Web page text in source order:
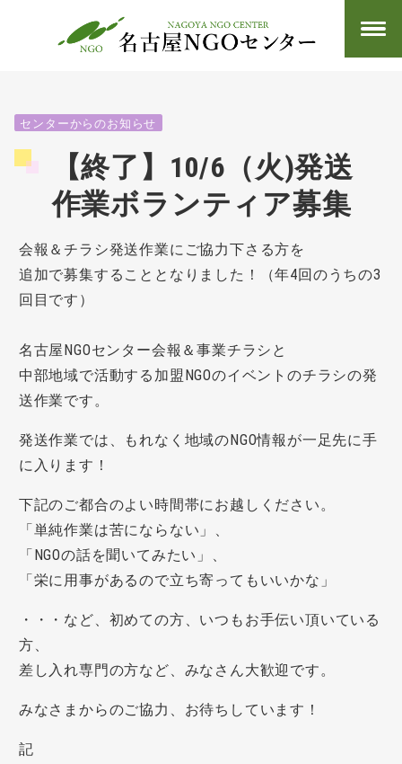
センターからのお知らせ
【終了】10/6（火)発送
作業ボランティア募集
会報＆チラシ発送作業にご協力下さる方を
追加で募集することとなりました！（年4回のうちの3
回目です）
名古屋NGOセンター会報＆事業チラシと
中部地域で活動する加盟NGOのイベントのチラシの発
送作業です。
発送作業では、もれなく地域のNGO情報が一足先に手
に入ります！
下記のご都合のよい時間帯にお越しください。
「単純作業は苦にならない」、
「NGOの話を聞いてみたい」、
「栄に用事があるので立ち寄ってもいいかな」
・・・など、初めての方、いつもお手伝い頂いている
方、
差し入れ専門の方など、みなさん大歓迎です。
みなさまからのご協力、お待ちしています！
記